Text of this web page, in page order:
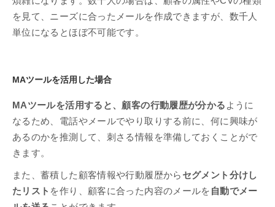
を見て、ニーズに合ったメールを作成できますが、数千人
単位になるとほぼ不可能です。
MAツールを活用した場合
MAツールを活用すると、顧客の行動履歴が分かる ように
なるため、電話やメールでやり取りする前に、何に興味が
あるのかを推測して、刺さる情報を準備しておくことがで
きます。
また、蓄積した顧客情報や行動履歴から セグメント分けし
たリスト を作り、顧客に合った内容のメールを 自動でメー